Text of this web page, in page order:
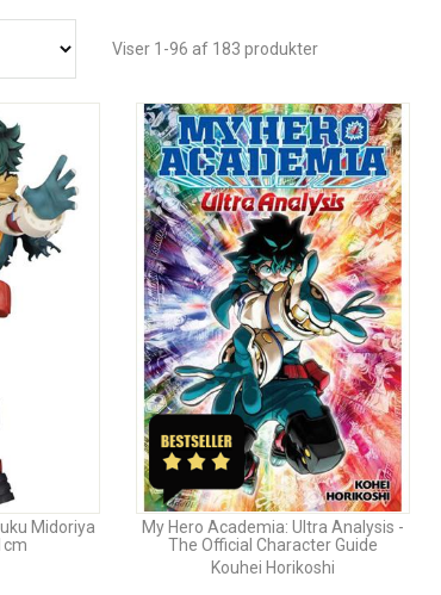
Viser 1-96 af 183 produkter
Midoriya
My Hero Academia: Ultra Analysis -
The Official Character Guide
Kouhei Horikoshi